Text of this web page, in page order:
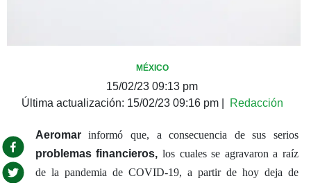
MÉXICO
15/02/23 09:13 pm
Última actualización: 15/02/23 09:16 pm| Redacción
Aeromarinformó que, a consecuencia de sus serios
problemas financieros, los cuales se agravaron a raíz
de la pandemia de COVID-19, a partir de hoy deja de